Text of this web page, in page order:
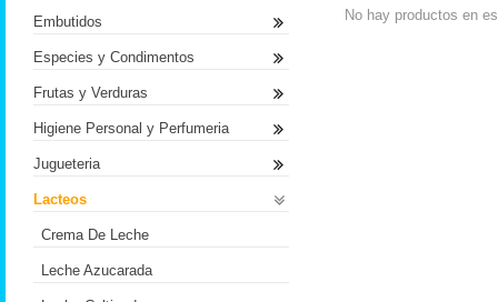
No hay productos en
Embutidos
Especies y Condimentos
Frutas y Verduras
Higiene Personal y Perfumeria
Jugueteria
Lacteos
Crema De Leche
Leche Azucarada